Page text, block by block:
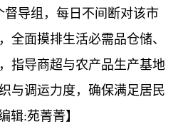
导组，每日不间断对该市
全面摸排生活必需品仓储、
指导商超与农产品生产基地
与调运力度，确保满足居民
编辑:苑菁菁】